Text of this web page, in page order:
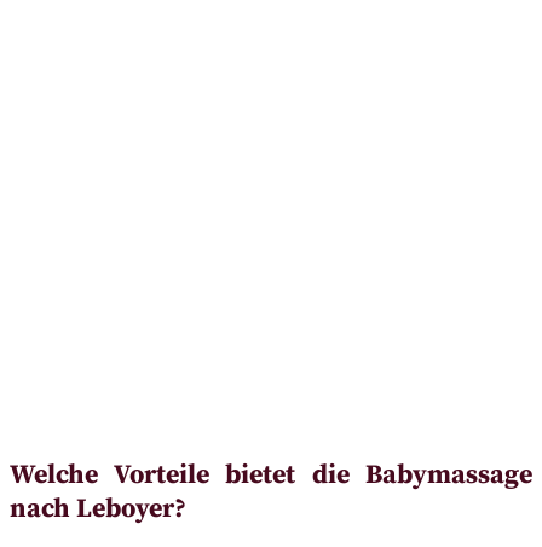
Welche Vorteile bietet die Babymassage
nach Leboyer?